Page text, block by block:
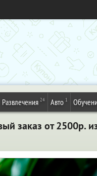
Развлечения 24 Авто 1
заказ от 2500р.